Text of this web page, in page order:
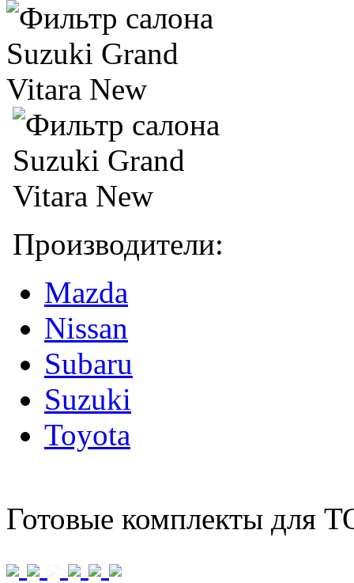
Производители:
Mazda
Nissan
Subaru
Suzuki
Toyota
Готовые комплекты для